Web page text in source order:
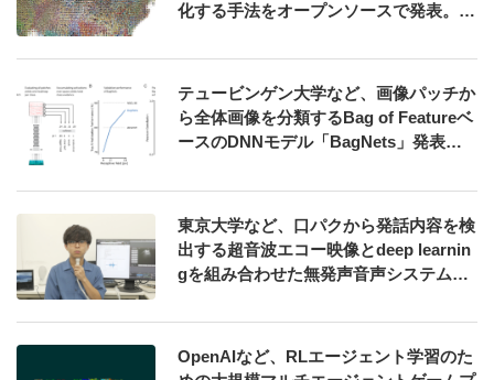
化する手法をオープンソースで発表。す
テュービンゲン大学など、画像パッチか
ら全体画像を分類するBag of Featureベ
ースのDNNモデル「BagNets」発表。I
東京大学など、口パクから発話内容を検
出する超音波エコー映像とdeep learnin
gを組み合わせた無発声音声システム
OpenAIなど、RLエージェント学習のた